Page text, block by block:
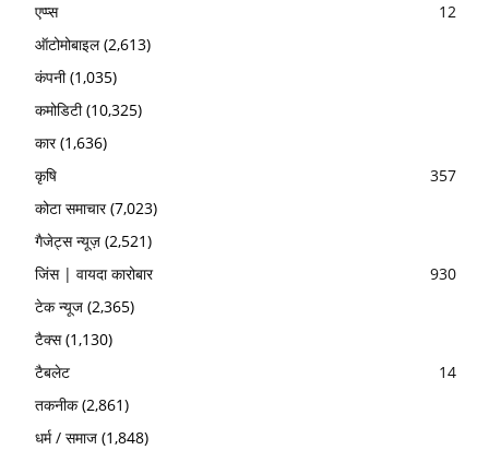
एप्प्स
12
ऑटोमोबाइल(2,613)
कंपनी(1,035)
कमोडिटी(10,325)
कार(1,636)
कृषि
357
कोटा समाचार(7,023)
गैजेट्स न्यूज़ (2,521)
जिंस | वायदा कारोबार
930
टेक न्यूज (2,365)
टैक्स(1,130)
टैबलेट
14
तकनीक(2,861)
धर्म / समाज (1,848)